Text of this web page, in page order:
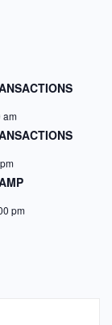
am
pm